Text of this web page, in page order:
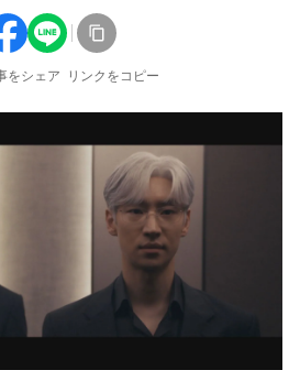
をシェア リンクをコピー